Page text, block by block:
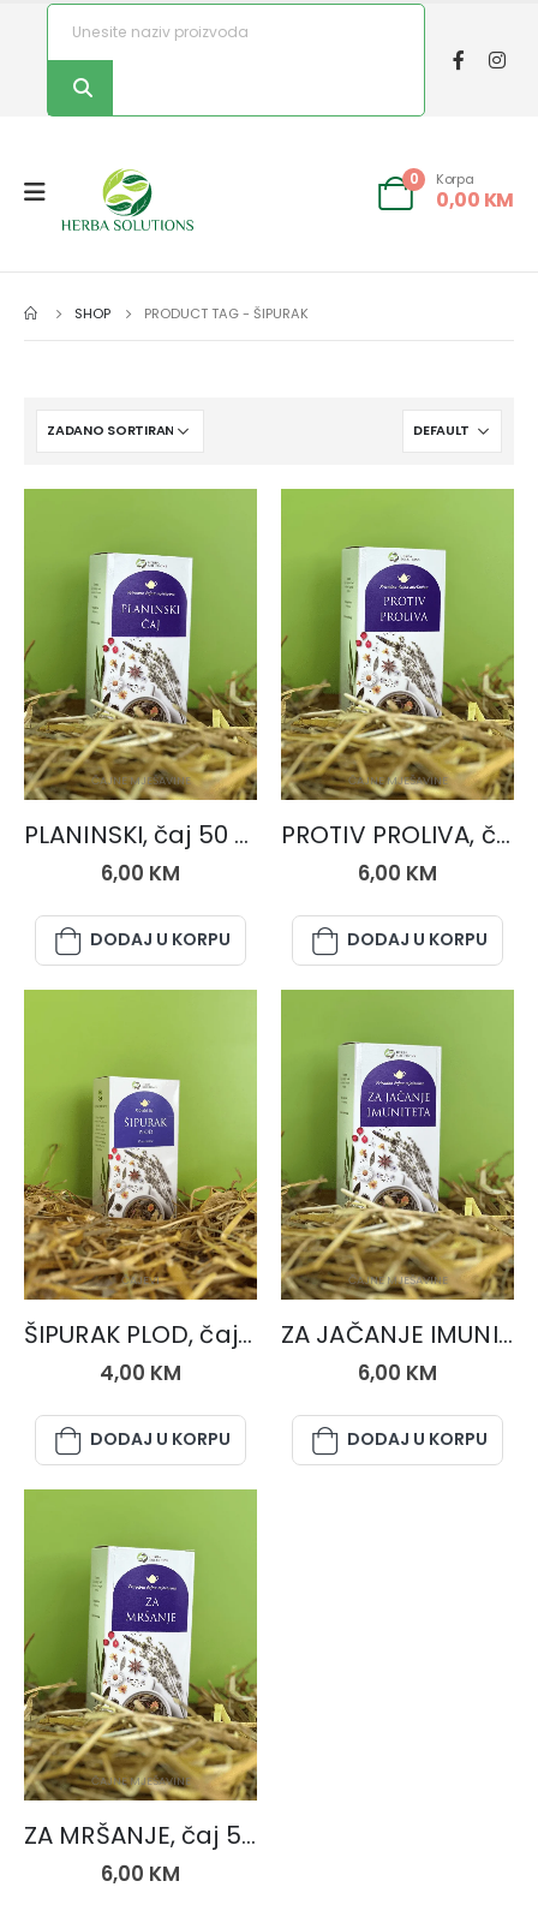
0 Korpa
0,00 KM
SHOP PRODUCT TAG - ŠIPURAK
ČAJNE MJEŠAVINE
PLANINSKI, čaj 50 gr.
6,00 KM
DODAJ U KORPU
ČAJNE MJEŠAVINE
PROTIV PROLIVA, čaj 50 gr.
6,00 KM
DODAJ U KORPU
ČAJEVI
ŠIPURAK PLOD, čaj 50 gr.
4,00 KM
DODAJ U KORPU
ČAJNE MJEŠAVINE
ZA JAČANJE IMUNITETA, čaj 50 gr.
6,00 KM
DODAJ U KORPU
ČAJNE MJEŠAVINE
ZA MRŠANJE, čaj 50 gr.
6,00 KM